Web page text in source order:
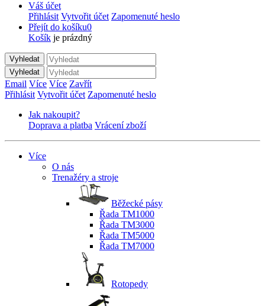
Váš účet
Přihlásit Vytvořit účet Zapomenuté heslo
Přejít do košíku0
Košík je prázdný
Vyhledat
Vyhledat
Email Více Více Zavřít
Přihlásit Vytvořit účet Zapomenuté heslo
Jak nakoupit?
Doprava a platba Vrácení zboží
Více
O nás
Trenažéry a stroje
Běžecké pásy
Řada TM1000
Řada TM3000
Řada TM5000
Řada TM7000
Rotopedy